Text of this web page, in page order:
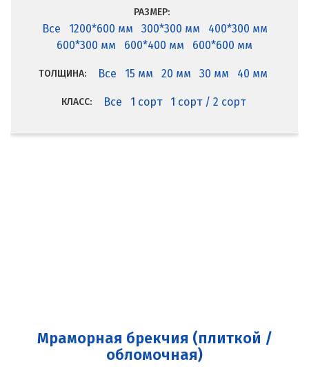
РАЗМЕР:
Все 1200*600 мм 300*300 мм
400*300 мм
600*300 мм
600*400 мм 600*600 мм
ТОЛЩИНА: Все 15 мм 20 мм 30 мм 40 мм
КЛАСС: Все 1 сорт 1 сорт / 2 сорт
Мраморная брекчия (плиткой /
обломочная)